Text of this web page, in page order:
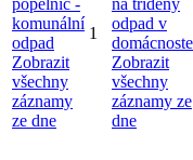
komunální
odpad
Zobrazit
všechny
záznamy
ze dne
1
odpad v
Zobrazit
všechny
záznamy ze
dne